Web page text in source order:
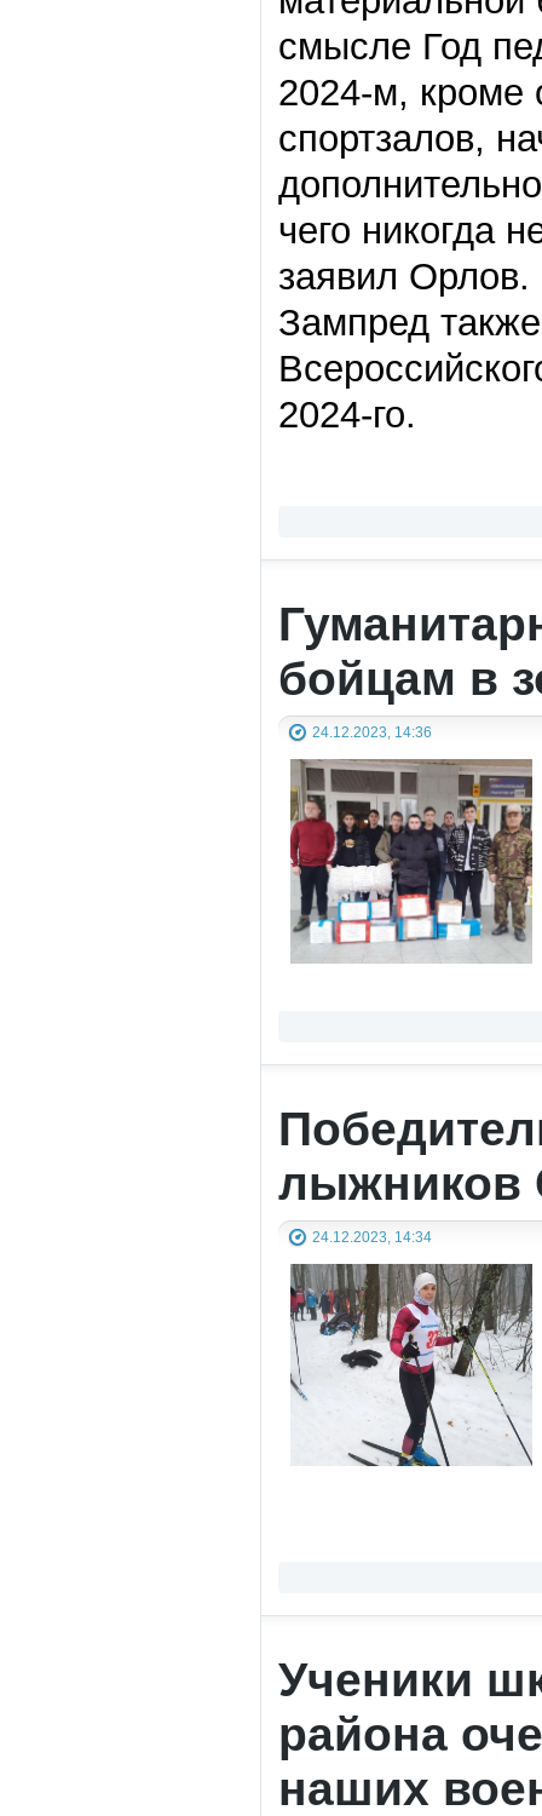
смысле Год
2024-м, кроме
спортзалов,
чего никогда
заявил Орлов.
Зампред
2024-го.
бойцам в
24.12.2023, 14:36
лыжников
24.12.2023, 14:34
Ученики
района
наших